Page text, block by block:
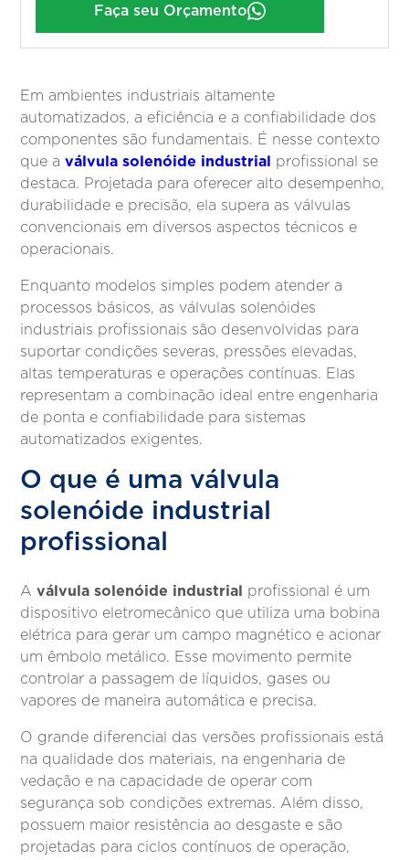
Faça seu Orçamento
Em ambientes industriais altamente
automatizados, a eficiência e a confiabilidade dos
componentes são fundamentais. É nesse contexto
que aválvula solenóide industrial profissional se
destaca. Projetada para oferecer alto desempenho,
durabilidade e precisão, ela supera as válvulas
convencionais em diversos aspectos técnicos e
operacionais.
Enquanto modelos simples podem atender a
processos básicos, as válvulas solenóides
industriais profissionais são desenvolvidas para
suportar condições severas, pressões elevadas,
altas temperaturas e operações contínuas. Elas
representam a combinação ideal entre engenharia
de ponta e confiabilidade para sistemas
automatizados exigentes.
O que é uma válvula
solenóide industrial
profissional
Aválvula solenóide industrial profissional é um
dispositivo eletromecânico que utiliza uma bobina
elétrica para gerar um campo magnético e acionar
um êmbolo metálico. Esse movimento permite
controlar a passagem de líquidos, gases ou
vapores de maneira automática e precisa.
O grande diferencial das versões profissionais está
na qualidade dos materiais, na engenharia de
vedação e na capacidade de operar com
segurança sob condições extremas. Além disso,
possuem maior resistência ao desgaste e são
projetadas para ciclos contínuos de operação,